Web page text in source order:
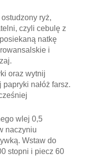
ryż,
czyli cebulę z
natkę
i
oraz wytnij
nałóż farsz.
wlej 0,5
naczyniu
Wstaw do
stopni i piecz 60